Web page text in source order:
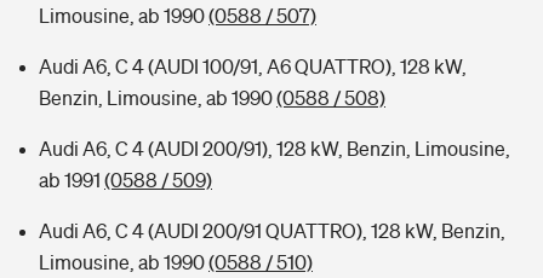
Kinderunfall-Check: Mehr Sicherheit für deine Kids
Typklassen: So ist Ihr Auto eingestuft
Limousine, ab 1990(0588 / 507)
Audi A6, C 4 (AUDI 100/91, A6 QUATTRO), 128 kW,
Benzin, Limousine, ab 1990(0588 / 508)
Audi A6, C 4 (AUDI 200/91), 128 kW, Benzin, Limousine,
ab 1991 (0588 / 509)
Audi A6, C 4 (AUDI 200/91 QUATTRO), 128 kW, Benzin,
Limousine, ab 1990(0588 / 510)